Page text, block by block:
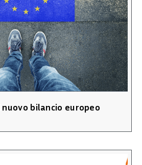
bilancio europeo